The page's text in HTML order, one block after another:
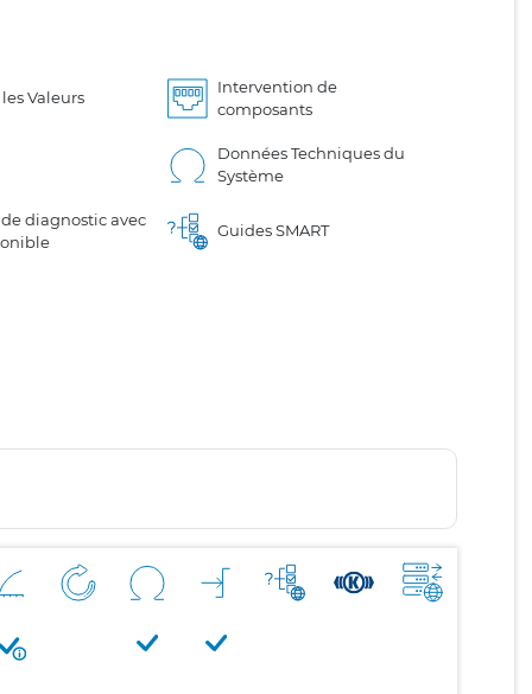
Valeurs
Intervention de
composants
Données Techniques du
Système
diagnostic avec
Guides SMART